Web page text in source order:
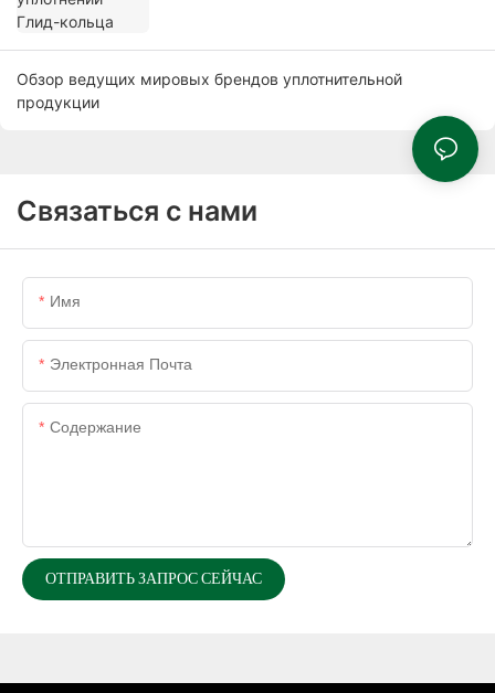
Обзор ведущих мировых брендов уплотнительной
продукции
Связаться с нами
Имя
Электронная Почта
Содержание
ОТПРАВИТЬ ЗАПРОС СЕЙЧАС